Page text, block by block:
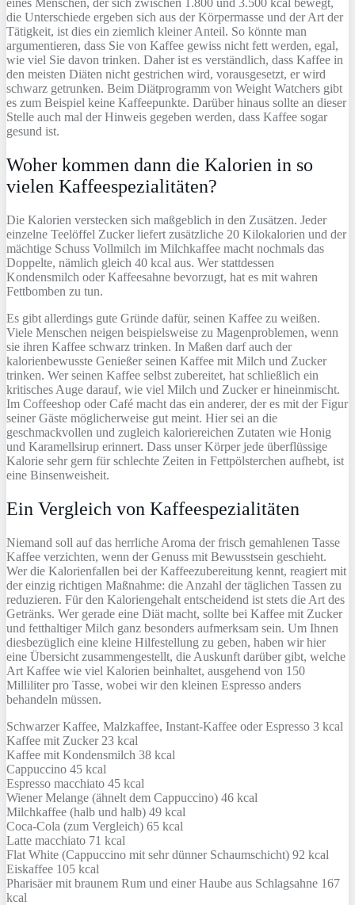
eines Menschen, der sich zwischen 1.800 und 3.500 kcal bewegt,
die Unterschiede ergeben sich aus der Körpermasse und der Art der
Tätigkeit, ist dies ein ziemlich kleiner Anteil. So könnte man
argumentieren, dass Sie von Kaffee gewiss nicht fett werden, egal,
wie viel Sie davon trinken. Daher ist es verständlich, dass Kaffee in
den meisten Diäten nicht gestrichen wird, vorausgesetzt, er wird
schwarz getrunken. Beim Diätprogramm von Weight Watchers gibt
es zum Beispiel keine Kaffeepunkte. Darüber hinaus sollte an dieser
Stelle auch mal der Hinweis gegeben werden, dass Kaffee sogar
gesund ist.
Woher kommen dann die Kalorien in so
vielen Kaffeespezialitäten?
Die Kalorien verstecken sich maßgeblich in den Zusätzen. Jeder
einzelne Teelöffel Zucker liefert zusätzliche 20 Kilokalorien und der
mächtige Schuss Vollmilch im Milchkaffee macht nochmals das
Doppelte, nämlich gleich 40 kcal aus. Wer stattdessen
Kondensmilch oder Kaffeesahne bevorzugt, hat es mit wahren
Fettbomben zu tun.
Es gibt allerdings gute Gründe dafür, seinen Kaffee zu weißen.
Viele Menschen neigen beispielsweise zu Magenproblemen, wenn
sie ihren Kaffee schwarz trinken. In Maßen darf auch der
kalorienbewusste Genießer seinen Kaffee mit Milch und Zucker
trinken. Wer seinen Kaffee selbst zubereitet, hat schließlich ein
kritisches Auge darauf, wie viel Milch und Zucker er hineinmischt.
Im Coffeeshop oder Café macht das ein anderer, der es mit der Figur
seiner Gäste möglicherweise gut meint. Hier sei an die
geschmackvollen und zugleich kaloriereichen Zutaten wie Honig
und Karamellsirup erinnert. Dass unser Körper jede überflüssige
Kalorie sehr gern für schlechte Zeiten in Fettpölsterchen aufhebt, ist
eine Binsenweisheit.
Ein Vergleich von Kaffeespezialitäten
Niemand soll auf das herrliche Aroma der frisch gemahlenen Tasse
Kaffee verzichten, wenn der Genuss mit Bewusstsein geschieht.
Wer die Kalorienfallen bei der Kaffeezubereitung kennt, reagiert mit
der einzig richtigen Maßnahme: die Anzahl der täglichen Tassen zu
reduzieren. Für den Kaloriengehalt entscheidend ist stets die Art des
Getränks. Wer gerade eine Diät macht, sollte bei Kaffee mit Zucker
und fetthaltiger Milch ganz besonders aufmerksam sein. Um Ihnen
diesbezüglich eine kleine Hilfestellung zu geben, haben wir hier
eine Übersicht zusammengestellt, die Auskunft darüber gibt, welche
Art Kaffee wie viel Kalorien beinhaltet, ausgehend von 150
Milliliter pro Tasse, wobei wir den kleinen Espresso anders
behandeln müssen.
Schwarzer Kaffee, Malzkaffee, Instant-Kaffee oder Espresso 3 kcal
Kaffee mit Zucker 23 kcal
Kaffee mit Kondensmilch 38 kcal
Cappuccino 45 kcal
Espresso macchiato 45 kcal
Wiener Melange (ähnelt dem Cappuccino) 46 kcal
Milchkaffee (halb und halb) 49 kcal
Coca-Cola (zum Vergleich) 65 kcal
Latte macchiato 71 kcal
Flat White (Cappuccino mit sehr dünner Schaumschicht) 92 kcal
Eiskaffee 105 kcal
Pharisäer mit braunem Rum und einer Haube aus Schlagsahne 167
kcal